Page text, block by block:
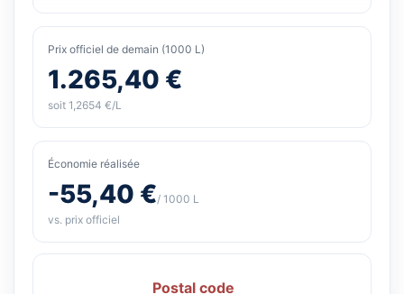
Prix officiel de demain (1000 L)
1.265,40 €
soit 1,2654 €/L
Économie réalisée
-55,40 €/ 1000 L
vs. prix officiel
Postal code